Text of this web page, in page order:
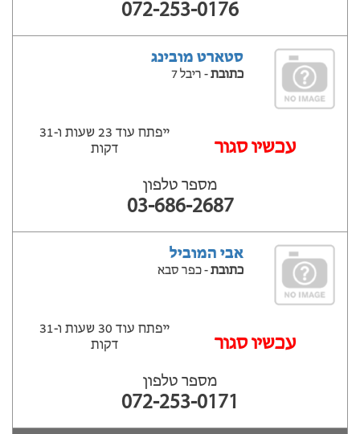
072-253-0176
סטארט מובינג
כתובת- ריבל 7
עכשיו סגור
ייפתח עוד 23 שעות ‫ו-31
דקות
מספר טלפון
03-686-2687
אבי המוביל
כתובת- כפר סבא
עכשיו סגור
ייפתח עוד 30 שעות ‫ו-31
דקות
מספר טלפון
072-253-0171